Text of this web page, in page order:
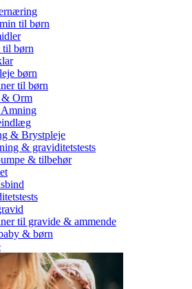
til børn
børn
børn
til børn
& Orm
& Brystpleje
& graviditetstests
& tilbehør
til gravide & ammende
& børn